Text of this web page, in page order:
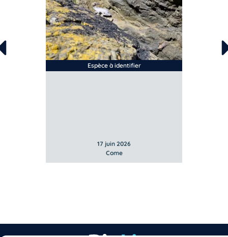
Espèce à identifier
17 juin 2026
Come